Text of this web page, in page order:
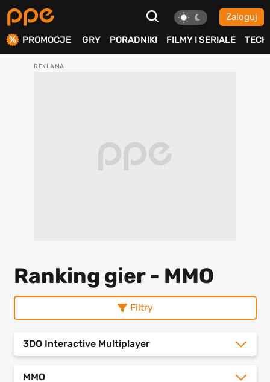
Zaloguj
PROMOCJE GRY PORADNIKI FILMY I SERIALE TECH
Ranking gier - MMO
Filtry
3DO Interactive Multiplayer
MMO